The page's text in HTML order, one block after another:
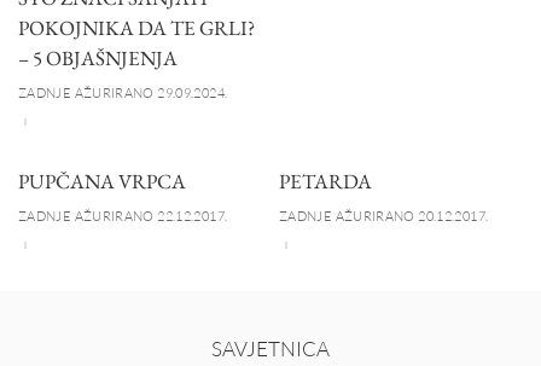
POKOJNIKA DA TE GRLI?
– 5 OBJAŠNJENJA
ZADNJE AŽURIRANO 29.09.2024.
PUPČANA VRPCA
ZADNJE AŽURIRANO 22.12.2017.
PETARDA
ZADNJE AŽURIRANO 20.12.2017.
SAVJETNICA